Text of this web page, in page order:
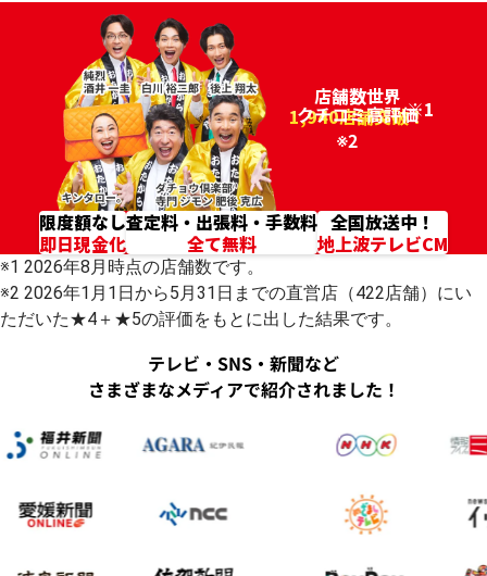
店舗数世界
1,940店舗突破！
※1
クチコミ高評価
96.2%
※2
限度額なし
即日現金化
査定料・出張料・手数料
全て無料
全国放送中！
地上波テレビCM
※1 2026年8月時点の店舗数です。
※2 2026年1月1日から5月31日までの直営店（422店舗）にい
ただいた★4＋★5の評価をもとに出した結果です。
テレビ・SNS・新聞など
さまざまなメディアで紹介されました！